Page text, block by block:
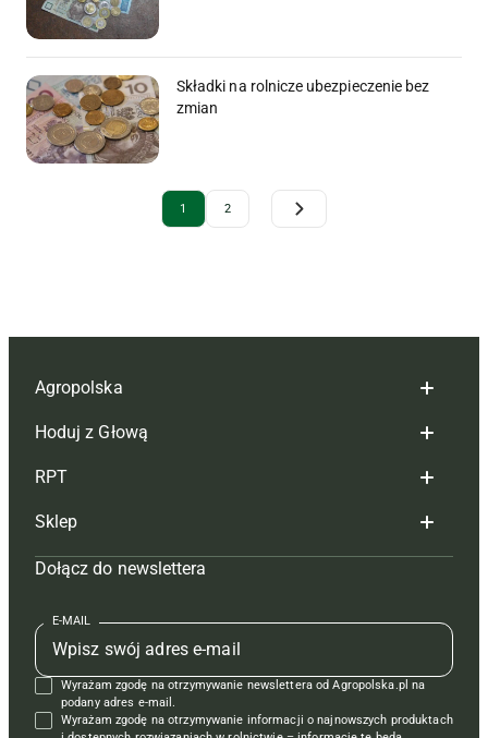
Składki na rolnicze ubezpieczenie bez
zmian
Archive Pagination
1 2
Agropolska
Redakcja
Reklama
Tagi
Mapa serwisu
Kontakt
Regulamin
Polityka prywatności
Hoduj z Głową
Hoduj z głową bydło
Hoduj z głową świnie
Prenumerata
Redakcja
Kontakt
Reklama
RPT
Redakcja
Prenumerata
Reklama
Kontakt
Krzyżówki
Sklep
Czasopisma i prenumerata
Książki
Regulamin
Dołącz do newslettera
E-MAIL
Wyrażam zgodę na otrzymywanie newslettera od Agropolska.pl na
podany adres e-mail.
Wyrażam zgodę na otrzymywanie informacji o najnowszych produktach